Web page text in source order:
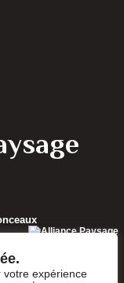
votre expérience